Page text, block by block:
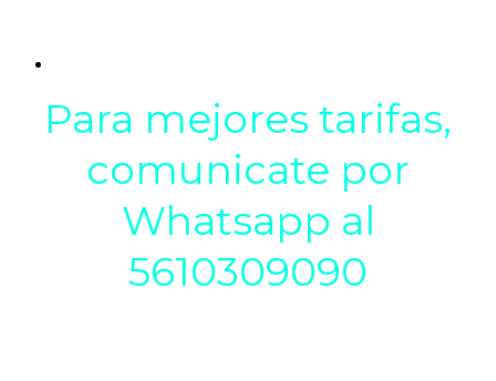
Para mejores tarifas,
comunicate por
Whatsapp al
5610309090